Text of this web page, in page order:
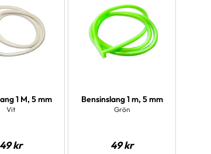
1 M, 5 mm
Vit
49kr
Bensinslang 1 m, 5 mm
Grön
49kr